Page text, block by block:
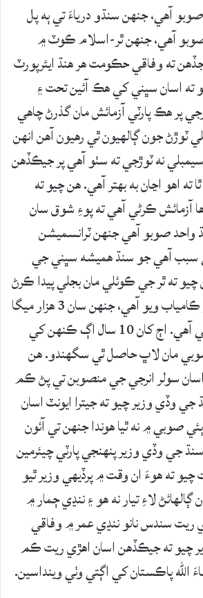
آهي، جنهن سنڌو درياءَ تي ٻه پل
صوبو آهي، جنهن ٿر-اسلام ڪوٽ ۾
جڏهن ته وفاقي حڪومت هر هنڌ ايئرپورٽ
ته اسان سڀني کي هڪ آئين تحت ۽
هڪ پارٽي آزمائش مان گذرڻ چاهي
ٽوڙڻ جون ڳالهيون ٿي رهيون آهن انهن
نه ٽوڙجي ته سٺو آهي پر جيڪڏهن
ته اهو اڃان به بهتر آهي. هن چيو ته
آزمائش ڪرڻي آهي ته پوءِ شوق سان
واحد صوبو آهي جنهن ٽرانسميشن
سبب آهي جو سنڌ هميشه سڀني جي
ته ٿر جي ڪوئلي مان بجلي پيدا ڪرڻ
جو اسان جو منصوبو ڪامياب ويو آهي، جنهن سان 3 هزار ميگا
واٽ بجلي پيدا ٿي رهي آهي. اڄ کان 10 سال اڳ ڪنهن کي
مان لاڀ حاصل ٿي سگهندو. هن
اسان سولر انرجي جي منصوبن تي پڻ ڪم
وڏي وزير چيو ته جيترا ايونٽ اسان
صوبي ۾ نه ٿيا هوندا جنهن تي آئون
جي وڏي وزير پنهنجي پارٽي چيئرمين
چيو ته هوءَ ان وقت ۾ پرڏيهي وزير ٿيو
لاءِ تيار نه هو ۽ ننڍي ڄمار ۾
ريت سندس نانو ننڍي عمر ۾ وفاقي
چيو ته جيڪڏهن اسان اهڙي ريت ڪم
الله پاڪستان کي اڳتي وٺي وينداسين.